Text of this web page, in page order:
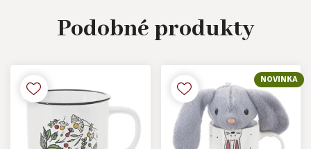
Podobné produkty
NOVINKA